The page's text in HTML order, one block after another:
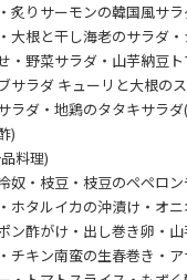
炙りサーモンの韓国風サ
大根と干し海老のサラダ
・野菜サラダ・山芋納豆
サラダ キューリと大根の
ラダ・地鶏のタタキサラ
)
料理)
奴・枝豆・枝豆のペペロ
ホタルイカの沖漬け・オ
ン酢がけ・出し巻き卵・
チキン南蛮の生春巻き・